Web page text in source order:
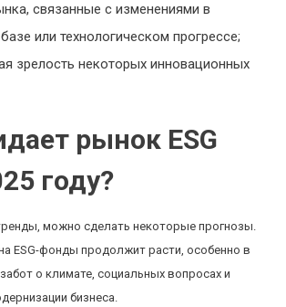
связанные с изменениями в
или технологическом прогрессе;
зрелость некоторых инновационных
рынок ESG
году?
можно сделать некоторые прогнозы.
ESG-фонды продолжит расти, особенно в
о климате, социальных вопросах и
бизнеса.